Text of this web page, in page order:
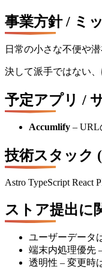
事業方針 / ミ
日常の小さな不便や
決して派手ではない
予定アプリ /
Accumlify – URL
技術スタック
Astro TypeScript React
ストア提出に
ユーザーデータ
端末内処理優先
透明性 – 変更時